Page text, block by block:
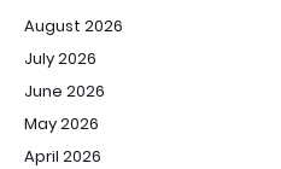
August 2026
July 2026
June 2026
May 2026
April 2026